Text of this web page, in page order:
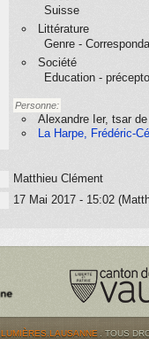
Suisse
Littérature
Genre -
Société
Education -
Personne:
Alexandre Ier, tsar
La Harpe, Frédéric-
Matthieu Clément
17 Mai 2017 - 15:02
LUMIÈRES.LAUSANNE . TOUS